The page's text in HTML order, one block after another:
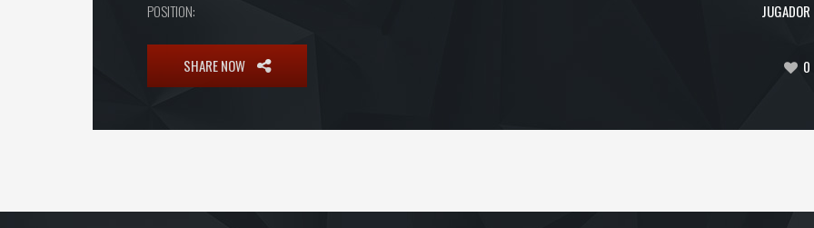
POSITION:
JUGADOR
SHARE NOW 0